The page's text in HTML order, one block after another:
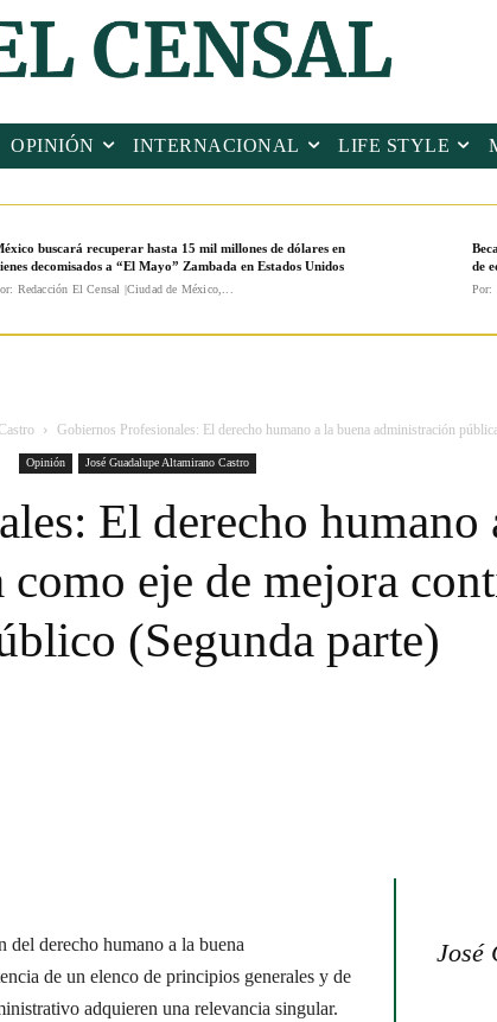
OPINIÓN INTERNACIONAL LIFE STYLE
buscará recuperar hasta 15 mil millones de dólares en
decomisados a “El Mayo” Zambada en Estados Unidos
Redacción El Censal |Ciudad de México,...
de
Por:
Gobiernos Profesionales: El derecho humano a la buena administración pública
Opinión José Guadalupe Altamirano Castro
El derecho humano
eje de mejora
(Segunda parte)
José
derecho humano a la buena
de un elenco de principios generales y de
adquieren una relevancia singular.